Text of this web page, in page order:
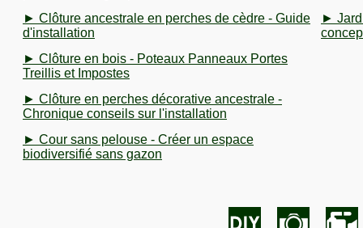
► Clôture ancestrale en perches de cèdre - Guide
d'installation
► Clôture en bois - Poteaux Panneaux Portes
Treillis et Impostes
► Clôture en perches décorative ancestrale -
Chronique conseils sur l'installation
► Cour sans pelouse - Créer un espace
biodiversifié sans gazon
►